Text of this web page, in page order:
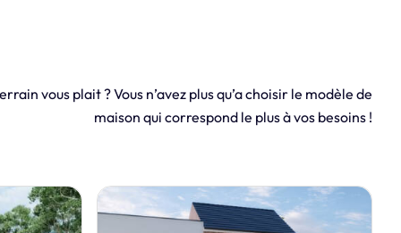
vous plait ? Vous n’avez plus qu’a choisir le modèle de
maison qui correspond le plus à vos besoins !